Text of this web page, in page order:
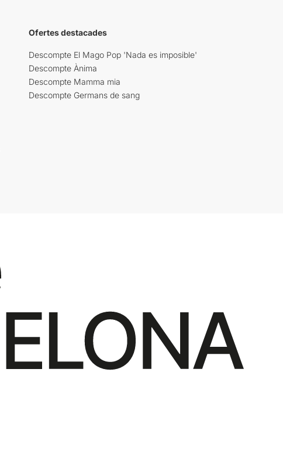
Ofertes destacades
Descompte El Mago Pop 'Nada es imposible'
Descompte Ànima
Descompte Mamma mia
Descompte Germans de sang